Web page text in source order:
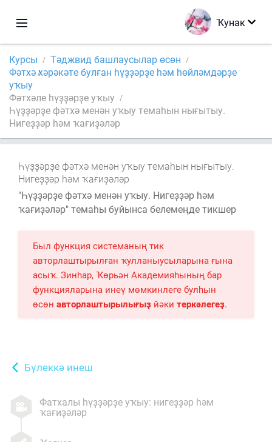
Ҡунак
Курсы
Тәджвид башлаусылар өсөн
Фәтхә хәрәкәте булған һүҙҙәрҙе һәм һөйләмдәрҙе
уҡыу
Фәтхәле һүҙҙәрҙе уҡыу
Һүҙҙәрҙе фәтхә менән уҡыу темаһын нығытыу.
Нигеҙҙәр һәм ҡағиҙәләр
Бүлеккә инеш
Фатхалы һүҙҙәрҙе уҡыу: нигеҙҙәр һәм
ҡағиҙәләр
Һүҙҙәрҙе фәтхә менән уҡыу темаһын нығытыу.
Нигеҙҙәр һәм ҡағиҙәләр
"Һүҙҙәрҙе фәтхә менән уҡыу. Нигеҙҙәр һәм
ҡағиҙәләр" темаһы буйынса белемеңде тикшер
Был функция системаның тик
авторлаштырылған ҡулланыусыларына ғына
асыҡ. Зинһар, Ҡөрьән Академияһының бар
функцияларына инеү мөмкинлеге булһын
өсөн авторлаштырылығыҙ йәки теркәлегеҙ.